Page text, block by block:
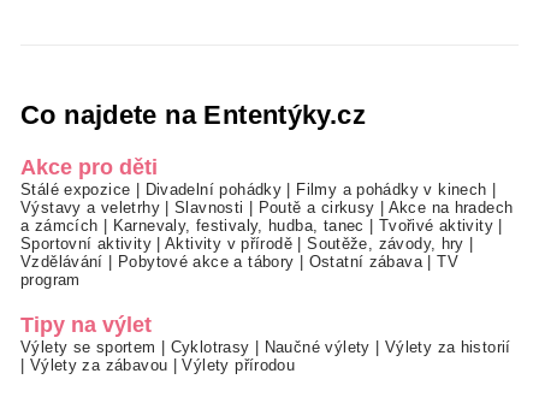
Co najdete na Ententýky.cz
Akce pro děti
Stálé expozice Divadelní pohádky Filmy a pohádky v kinech
Výstavy a veletrhy|Slavnosti Poutě a cirkusy
Akce na hradech
a zámcích
Karnevaly, festivaly, hudba, tanec Tvořivé aktivity
Sportovní aktivity|Aktivity v přírodě |Soutěže, závody, hry
Vzdělávání
Pobytové akce a tábory Ostatní zábava|TV
program
Tipy na výlet
Výlety se sportem Cyklotrasy Naučné výlety
Výlety za historií
Výlety za zábavou |Výlety přírodou